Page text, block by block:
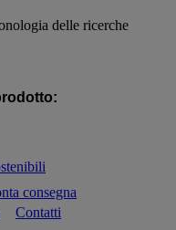
delle ricerche
consegna
Contatti